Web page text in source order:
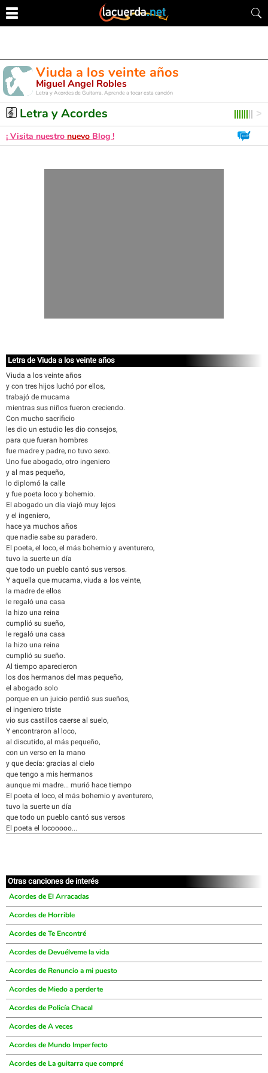
Viuda a los veinte años
Miguel Angel Robles
Letra y Acordes de Guitarra. Aprende a tocar esta canción
Letra y Acordes
¡ Visita nuestro nuevo Blog !
Letra de Viuda a los veinte años
Viuda a los veinte años
y con tres hijos luchó por ellos,
trabajó de mucama
mientras sus niños fueron creciendo.
Con mucho sacrificio
les dio un estudio les dio consejos,
para que fueran hombres
fue madre y padre, no tuvo sexo.
Uno fue abogado, otro ingeniero
y al mas pequeño,
lo diplomó la calle
y fue poeta loco y bohemio.
El abogado un día viajó muy lejos
y el ingeniero,
hace ya muchos años
que nadie sabe su paradero.
El poeta, el loco, el más bohemio y aventurero,
tuvo la suerte un día
que todo un pueblo cantó sus versos.
Y aquella que mucama, viuda a los veinte,
la madre de ellos
le regaló una casa
la hizo una reina
cumplió su sueño,
le regaló una casa
la hizo una reina
cumplió su sueño.
Al tiempo aparecieron
los dos hermanos del mas pequeño,
el abogado solo
porque en un juicio perdió sus sueños,
el ingeniero triste
vio sus castillos caerse al suelo,
Y encontraron al loco,
al discutido, al más pequeño,
con un verso en la mano
y que decía: gracias al cielo
que tengo a mis hermanos
aunque mi madre... murió hace tiempo
El poeta el loco, el más bohemio y aventurero,
tuvo la suerte un día
que todo un pueblo cantó sus versos
El poeta el locooooo...
Otras canciones de interés
Acordes de El Arracadas
Acordes de Horrible
Acordes de Te Encontré
Acordes de Devuélveme la vida
Acordes de Renuncio a mi puesto
Acordes de Miedo a perderte
Acordes de Policía Chacal
Acordes de A veces
Acordes de Mundo Imperfecto
Acordes de La guitarra que compré